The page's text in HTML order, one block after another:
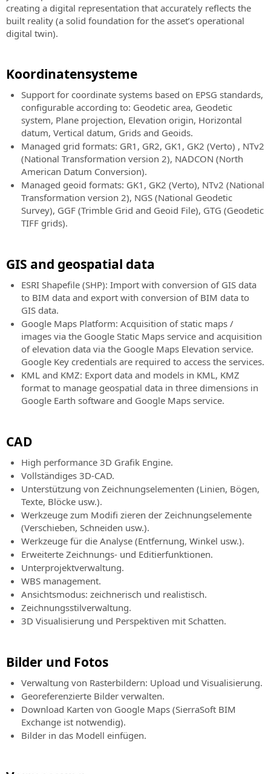
creating a digital representation that accurately reflects the
built reality (a solid foundation for the asset’s operational
digital twin).
Koordinatensysteme
Support for coordinate systems based on EPSG standards,
configurable according to: Geodetic area, Geodetic
system, Plane projection, Elevation origin, Horizontal
datum, Vertical datum, Grids and Geoids.
Managed grid formats: GR1, GR2, GK1, GK2 (Verto) , NTv2
(National Transformation version 2), NADCON (North
American Datum Conversion).
Managed geoid formats: GK1, GK2 (Verto), NTv2 (National
Transformation version 2), NGS (National Geodetic
Survey), GGF (Trimble Grid and Geoid File), GTG (Geodetic
TIFF grids).
GIS and geospatial data
ESRI Shapefile (SHP): Import with conversion of GIS data
to BIM data and export with conversion of BIM data to
GIS data.
Google Maps Platform: Acquisition of static maps /
images via the Google Static Maps service and acquisition
of elevation data via the Google Maps Elevation service.
Google Key credentials are required to access the services.
KML and KMZ: Export data and models in KML, KMZ
format to manage geospatial data in three dimensions in
Google Earth software and Google Maps service.
CAD
High performance 3D Grafik Engine.
Vollständiges 3D-CAD.
Unterstützung von Zeichnungselementen (Linien, Bögen,
Texte, Blöcke usw.).
Werkzeuge zum Modifi zieren der Zeichnungselemente
(Verschieben, Schneiden usw.).
Werkzeuge für die Analyse (Entfernung, Winkel usw.).
Erweiterte Zeichnungs- und Editierfunktionen.
Unterprojektverwaltung.
WBS management.
Ansichtsmodus: zeichnerisch und realistisch.
Zeichnungsstilverwaltung.
3D Visualisierung und Perspektiven mit Schatten.
Bilder und Fotos
Verwaltung von Rasterbildern: Upload und Visualisierung.
Georeferenzierte Bilder verwalten.
Download Karten von Google Maps (SierraSoft BIM
Exchange ist notwendig).
Bilder in das Modell einfügen.